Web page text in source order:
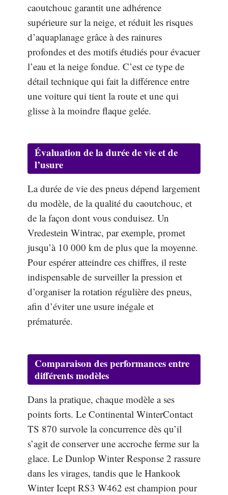
caoutchouc garantit une adhérence
supérieure sur la neige, et réduit les risques
d’aquaplanage grâce à des rainures
profondes et des motifs étudiés pour évacuer
l’eau et la neige fondue. C’est ce type de
détail technique qui fait la différence entre
une voiture qui tient la route et une qui
glisse à la moindre flaque gelée.
Évaluation de la durée de vie et de
l’usure
La durée de vie des pneus dépend largement
du modèle, de la qualité du caoutchouc, et
de la façon dont vous conduisez. Un
Vredestein Wintrac, par exemple, promet
jusqu’à 10 000 km de plus que la moyenne.
Pour espérer atteindre ces chiffres, il reste
indispensable de surveiller la pression et
d’organiser la rotation régulière des pneus,
afin d’éviter une usure inégale et
prématurée.
Comparaison des performances entre
différents modèles
Dans la pratique, chaque modèle a ses
points forts. Le Continental WinterContact
TS 870 survole la concurrence dès qu’il
s’agit de conserver une accroche ferme sur la
glace. Le Dunlop Winter Response 2 rassure
dans les virages, tandis que le Hankook
Winter Icept RS3 W462 est champion pour